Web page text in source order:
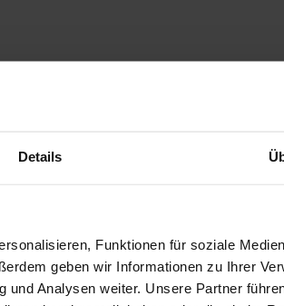
Details
Funktionen für soziale
geben wir Informationen zu Ihrer
Analysen weiter. Unsere Partner